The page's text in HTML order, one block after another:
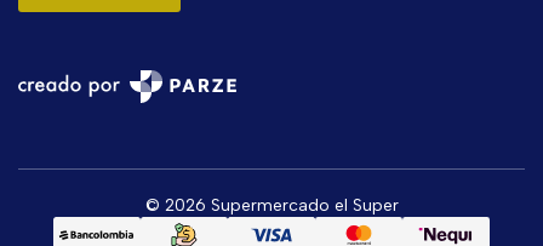
© 2026 Supermercado el Super